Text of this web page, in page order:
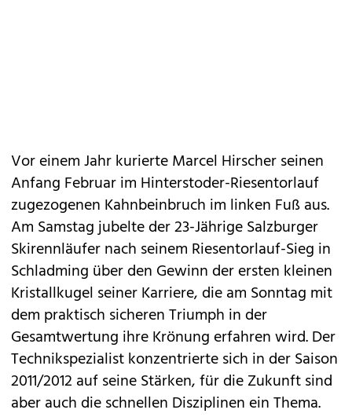
Vor einem Jahr kurierteMarcel Hirscherseinen
Anfang Februar im Hinterstoder-Riesentorlauf
zugezogenen Kahnbeinbruch im linken Fuß aus.
Am Samstag jubelte der 23-Jährige Salzburger
Skirennläufer nach seinem Riesentorlauf-Sieg in
Schladming über den Gewinn der ersten kleinen
Kristallkugel seiner Karriere, die am Sonntag mit
dem praktisch sicheren Triumph in der
Gesamtwertung ihre Krönung erfahren wird. Der
Technikspezialist konzentrierte sich in der Saison
2011/2012 auf seine Stärken, für die Zukunft sind
aber auch die schnellen Disziplinen ein Thema.